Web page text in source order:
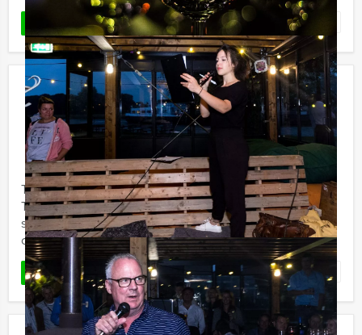
LEES MEER Favoriet
Speurtocht Dinner Maastricht
Vanaf€ 62,50 p.p. excl. BTW
Vanaf 12 personen ‐ 4 uur en 30 minuten
Tijdens het Speurtocht Dinner arrangement van Holland
Tour Guides zorgen wij dat u de leukste plekjes uit de
stad te zien krijgt. U gaat in groepjes van 5 - 8 personen
op ...
LEES MEER Favoriet